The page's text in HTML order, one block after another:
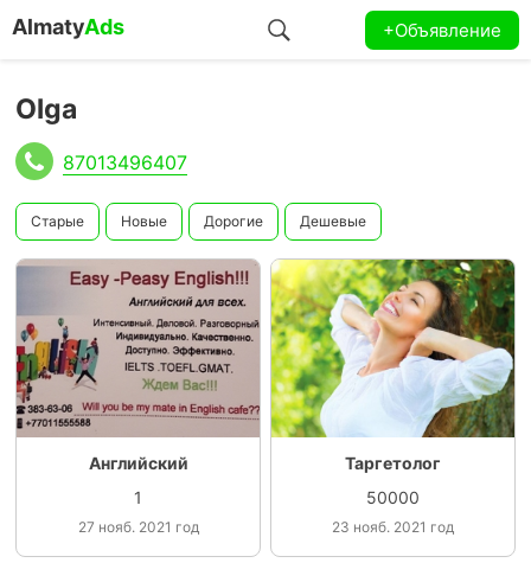
AlmatyAds +Объявление
Olga
87013496407
Старые Новые Дорогие Дешевые
Английский
1
27 нояб. 2021 год
Таргетолог
50000
23 нояб. 2021 год